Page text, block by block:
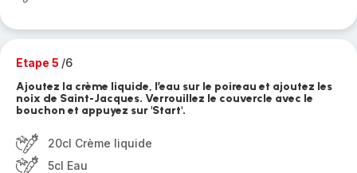
Etape 5 /6
Ajoutez la crème liquide, l’eau sur le poireau et ajoutez les
noix de Saint-Jacques. Verrouillez le couvercle avec le
bouchon et appuyez sur 'Start'.
20cl Crème liquide
5cl Eau